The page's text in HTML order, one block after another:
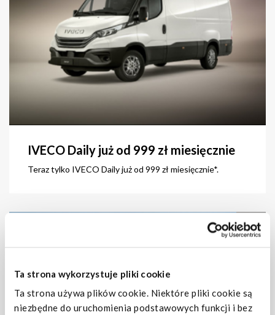
Ta strona wykorzystuje pliki cookie
Ta strona używa plików cookie. Niektóre pliki cookie są
niezbędne do uruchomienia podstawowych funkcji i bez
IVECO Daily już od 999 zł miesięcznie
Teraz tylko IVECO Daily już od 999 zł miesięcznie*.